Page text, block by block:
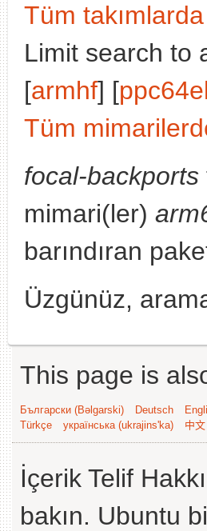
Tüm takımlarda
Limit search to
[armhf] [ppc64el
Tüm
focal-backports
mimari(ler)
barındıran
Üzgünüz,
This page is
Български (Bəlgarski) Deutsch
Türkçe
українська (ukrajins'ka) 中
İçerik Telif
bakın. Ubuntu